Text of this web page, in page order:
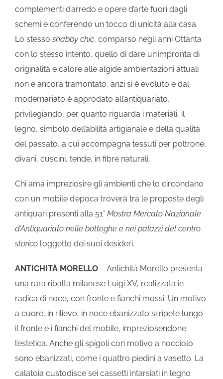
complementi d’arredo e opere d’arte fuori dagli
schemi e conferendo un tocco di unicità alla casa.
Lo stesso shabby chic, comparso negli anni Ottanta
con lo stesso intento, quello di dare un’impronta di
originalità e calore alle algide ambientazioni attuali
non è ancora tramontato, anzi si è evoluto e dal
modernariato è approdato all’antiquariato,
privilegiando, per quanto riguarda i materiali, il
legno, simbolo dell’abilità artigianale e della qualità
del passato, a cui accompagna tessuti per poltrone,
divani, cuscini, tende, in fibre naturali.
Chi ama impreziosire gli ambienti che lo circondano
con un mobile d’epoca troverà tra le proposte degli
antiquari presenti alla 51° Mostra Mercato Nazionale
d’Antiquariato nelle botteghe e nei palazzi del centro
storicol’oggetto dei suoi desideri.
ANTICHITÀ MORELLO– Antichità Morello presenta
una rara ribalta milanese Luigi XV, realizzata in
radica di noce, con fronte e fianchi mossi. Un motivo
a cuore, in rilievo, in noce ebanizzato si ripete lungo
il fronte e i fianchi del mobile, impreziosendone
l’estetica. Anche gli spigoli con motivo a nocciolo
sono ebanizzati, come i quattro piedini a vasetto. La
calatoia custodisce sei cassetti intarsiati in legno